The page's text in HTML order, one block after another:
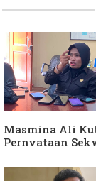
Masmina Ali
Pernyataan
Diduga Jadikan